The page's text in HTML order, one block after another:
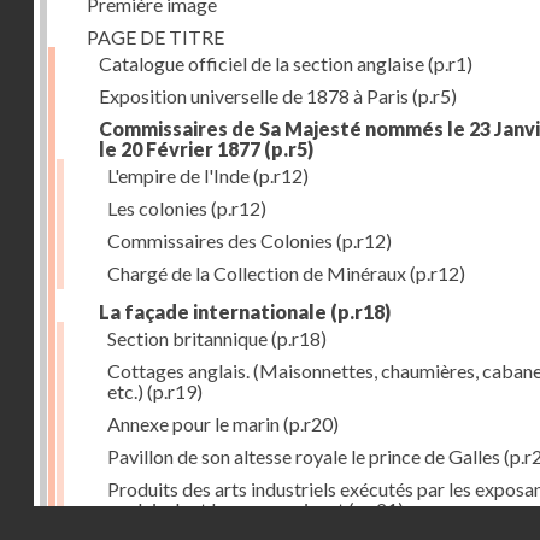
PAGE DE TITRE
Catalogue officiel de la section anglaise(p.r1)
Exposition universelle de 1878 à Paris (p.r5)
Commissaires de Sa Majesté nommés le 23
le 20 Février 1877 (p.r5)
L'empire de l'Inde(p.r12)
Les colonies (p.r12)
Commissaires des Colonies (p.r12)
Chargé de la Collection de Minéraux(p.r12)
La façade internationale (p.r18)
Section britannique(p.r18)
Cottages anglais. (Maisonnettes, chaumières,
etc.) (p.r19)
Annexe pour le marin(p.r20)
Pavillon de son altesse royale le prince de Galles
Produits des arts industriels exécutés par les
anglais dont les noms suivent(p.r21)